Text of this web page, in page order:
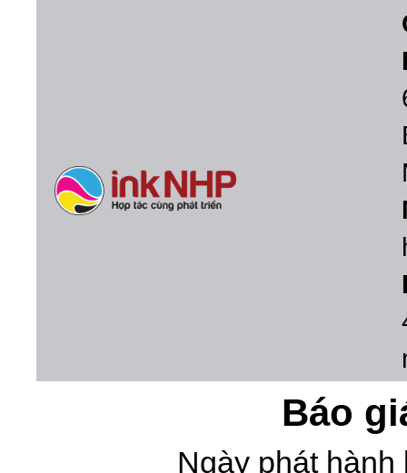
Báo
Ngày phát